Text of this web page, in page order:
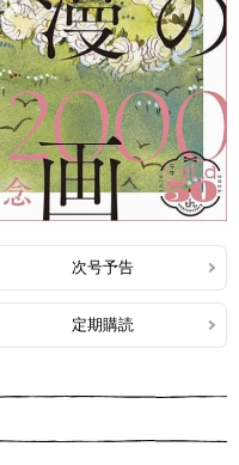
次号予告
定期購読